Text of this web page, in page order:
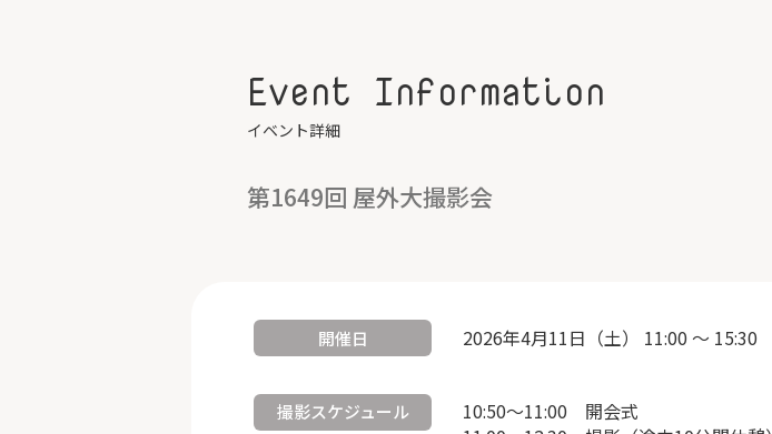
Event Information
イベント詳細
第1649回 屋外大撮影会
開催日 2026年4月11日（土） 11:00 ～ 15:30
撮影スケジュール
10:50～11:00 開会式